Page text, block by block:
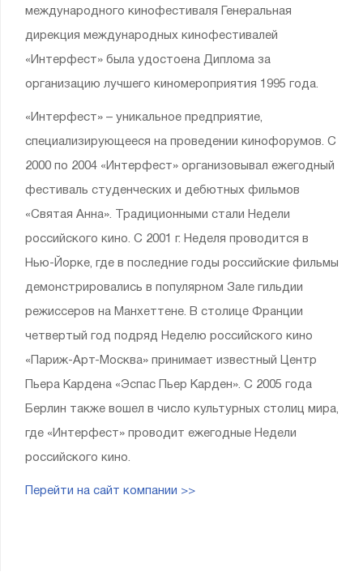
международного кинофестиваля Генеральная
дирекция международных кинофестивалей
«Интерфест» была удостоена Диплома за
организацию лучшего киномероприятия 1995 года.
«Интерфест» – уникальное предприятие,
специализирующееся на проведении кинофорумов. С
2000 по 2004 «Интерфест» организовывал ежегодный
фестиваль студенческих и дебютных фильмов
«Святая Анна». Традиционными стали Недели
российского кино. С 2001 г. Неделя проводится в
Нью-Йорке, где в последние годы российские фильмы
демонстрировались в популярном Зале гильдии
режиссеров на Манхеттене. В столице Франции
четвертый год подряд Неделю российского кино
«Париж-Арт-Москва» принимает известный Центр
Пьера Кардена «Эспас Пьер Карден». С 2005 года
Берлин также вошел в число культурных столиц мира,
где «Интерфест» проводит ежегодные Недели
российского кино.
Перейти на сайт компании >>